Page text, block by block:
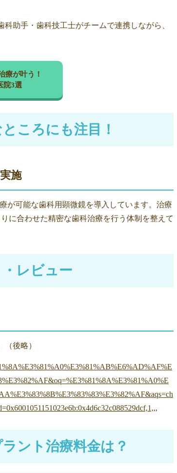
助手・歯科技工士がチームで連携しながら、
療が叶う！
院3選
ころにも注目！
施
が可能な歯科用顕微鏡を導入しています。治療
に合わせた精密な歯科治療を行う体制を整えて
レビュー
後略）
ント治療料金は？